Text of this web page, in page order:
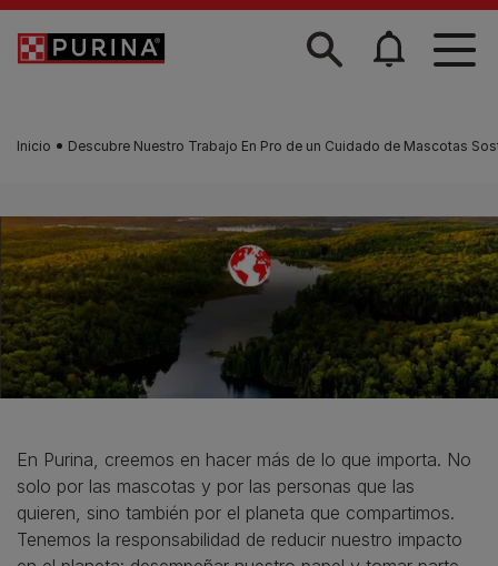
Skip to main content
Inicio Descubre Nuestro Trabajo En Pro de un Cuidado de Mascotas
En Purina, creemos en hacer más de lo que importa. No
solo por las mascotas y por las personas que las
quieren, sino también por el planeta que compartimos.
Tenemos la responsabilidad de reducir nuestro impacto